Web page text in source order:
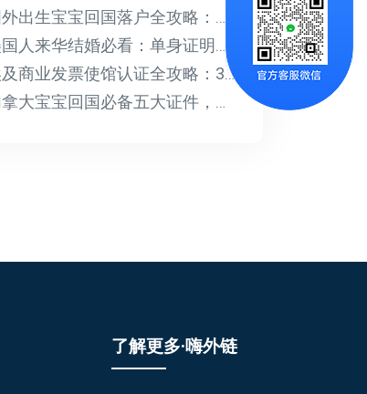
出生宝宝回国落户全攻略：材料清单+流程详解
人来华结婚必看：单身证明公证认证全攻略
商业发票使馆认证全攻略：3步搞定清关必备文件
大宝宝回国必备五大证件，海牙认证与护照办理全攻略
了解更多·嗨外链